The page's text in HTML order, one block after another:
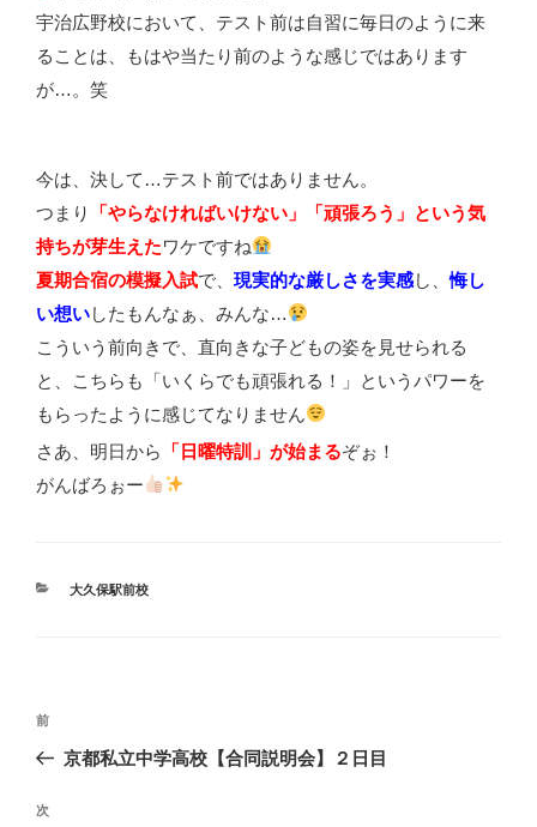
宇治広野校において、テスト前は自習に毎日のように来
ることは、もはや当たり前のような感じではあります
が…。笑
今は、決して…テスト前ではありません。
つまり
「やらなければいけない」「頑張ろう」という気
持ちが芽生えたワケですね
夏期合宿の模擬入試で、 現実的な厳しさを実感し、悔し
い想いしたもんなぁ、みんな…
こういう前向きで、直向きな子どもの姿を見せられる
と、こちらも「いくらでも頑張れる！」というパワーを
もらったように感じてなりません
さあ、明日から
「日曜特訓」が始まるぞぉ！
がんばろぉー
カ
大久保駅前校
投
稿
ナ
前
の
稿
前
京都私立中学高校【合同説明会】２日目
次
次